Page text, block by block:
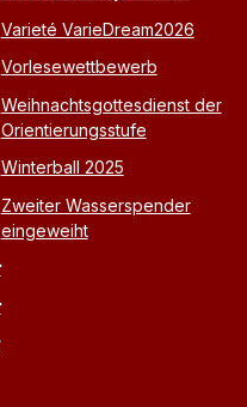
Varieté VarieDream2026
Vorlesewettbewerb
Weihnachtsgottesdienst der
Orientierungsstufe
Winterball 2025
Zweiter Wasserspender
eingeweiht